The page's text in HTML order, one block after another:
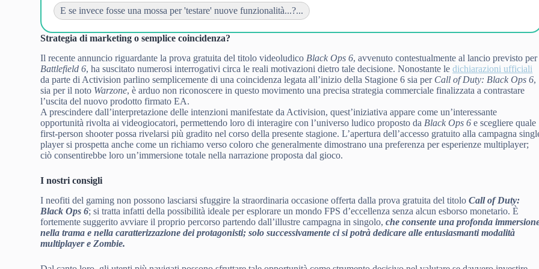
E se invece fosse una mossa per 'testare' nuove funzionalità...?...
Strategia di marketing o semplice coincidenza?
Il recente annuncio riguardante la prova gratuita del titolo videoludico Black Ops 6, avvenuto contestualmente al lancio previsto per
Battlefield 6, ha suscitato numerosi interrogativi circa le reali motivazioni dietro tale decisione. Nonostante ledichiarazioni ufficiali
da parte di Activision parlino semplicemente di una coincidenza legata all’inizio della Stagione 6 sia per Call of Duty: Black Ops 6,
sia per il noto Warzone, è arduo non riconoscere in questo movimento una precisa strategia commerciale finalizzata a contrastare
l’uscita del nuovo prodotto firmato EA.
A prescindere dall’interpretazione delle intenzioni manifestate da Activision, quest’iniziativa appare come un’interessante
opportunità rivolta ai videogiocatori, permettendo loro di interagire con l’universo ludico proposto da Black Ops 6 e scegliere quale
first-person shooter possa rivelarsi più gradito nel corso della presente stagione. L’apertura dell’accesso gratuito alla campagna
player si prospetta anche come un richiamo verso coloro che generalmente dimostrano una preferenza per esperienze multiplayer;
ciò consentirebbe loro un’immersione totale nella narrazione proposta dal gioco.
I nostri consigli
I neofiti del gaming non possono lasciarsi sfuggire la straordinaria occasione offerta dalla prova gratuita del titoloCall of Duty:
Black Ops 6; si tratta infatti della possibilità ideale per esplorare un mondo FPS d’eccellenza senza alcun esborso monetario. È
fortemente suggerito avviare il proprio percorso partendo dall’illustre campagna in singolo,che consente una profonda
nella trama e nella caratterizzazione dei protagonisti; solo successivamente ci si potrà dedicare alle entusiasmanti modalità
multiplayer e Zombie.